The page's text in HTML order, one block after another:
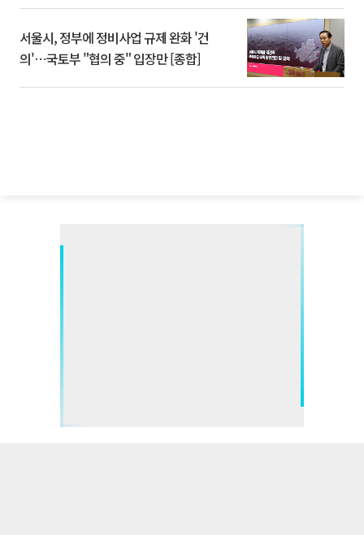
서울시, 정부에 정비사업 규제 완화 '건
의'⋯국토부 "협의 중" 입장만 [종합]